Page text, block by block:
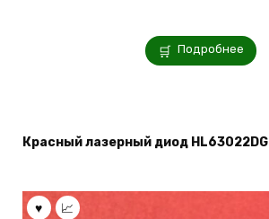
Подробнее
Красный лазерный диод HL63022DG